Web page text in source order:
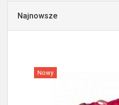
Najnowsze
Nowy